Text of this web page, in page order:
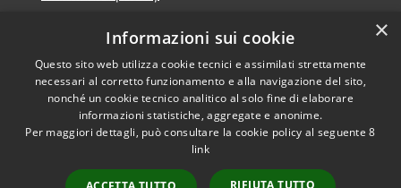
Dichiarazione di accessibilità
RSS
Copyright © 2026 • Comune di
×
Informazioni sui cookie
Questo sito web utilizza cookie tecnici e assimilati strettamente
necessari al corretto funzionamento e alla navigazione del sito,
nonché un cookie tecnico analitico al solo fine di elaborare
informazioni statistiche, aggregate e anonime.
Per maggiori dettagli, può consultare la cookie policy al seguente8
link
RIFIUTA TUTTO